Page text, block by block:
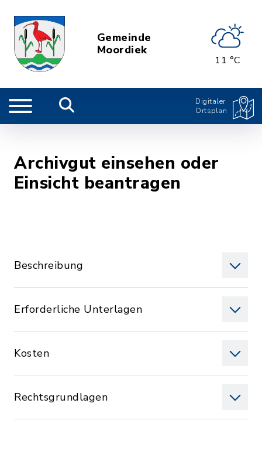
Gemeinde
Moordiek
11 °C
Digitaler
Ortsplan
Archivgut einsehen oder
Einsicht beantragen
Beschreibung
Erforderliche Unterlagen
Kosten
Rechtsgrundlagen